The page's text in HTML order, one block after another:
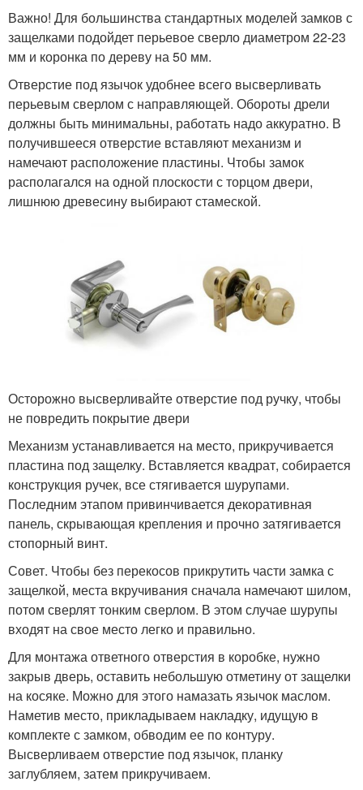
Важно! Для большинства стандартных моделей замков с
защелками подойдет перьевое сверло диаметром 22-23
мм и коронка по дереву на 50 мм.
Отверстие под язычок удобнее всего высверливать
перьевым сверлом с направляющей. Обороты дрели
должны быть минимальны, работать надо аккуратно. В
получившееся отверстие вставляют механизм и
намечают расположение пластины. Чтобы замок
располагался на одной плоскости с торцом двери,
лишнюю древесину выбирают стамеской.
Осторожно высверливайте отверстие под ручку, чтобы
не повредить покрытие двери
Механизм устанавливается на место, прикручивается
пластина под защелку. Вставляется квадрат, собирается
конструкция ручек, все стягивается шурупами.
Последним этапом привинчивается декоративная
панель, скрывающая крепления и прочно затягивается
стопорный винт.
Совет. Чтобы без перекосов прикрутить части замка с
защелкой, места вкручивания сначала намечают шилом,
потом сверлят тонким сверлом. В этом случае шурупы
входят на свое место легко и правильно.
Для монтажа ответного отверстия в коробке, нужно
закрыв дверь, оставить небольшую отметину от защелки
на косяке. Можно для этого намазать язычок маслом.
Наметив место, прикладываем накладку, идущую в
комплекте с замком, обводим ее по контуру.
Высверливаем отверстие под язычок, планку
заглубляем, затем прикручиваем.